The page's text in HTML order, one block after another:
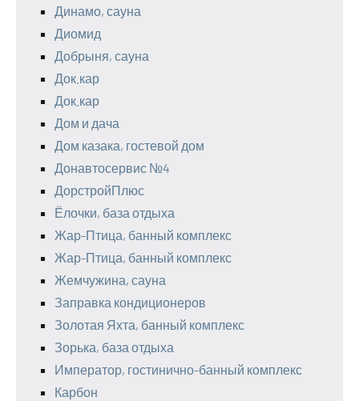
Динамо, сауна
Диомид
Добрыня, сауна
Док.кар
Док.кар
Дом и дача
Дом казака, гостевой дом
Донавтосервис №4
ДорстройПлюс
Ёлочки, база отдыха
Жар-Птица, банный комплекс
Жар-Птица, банный комплекс
Жемчужина, сауна
Заправка кондиционеров
Золотая Яхта, банный комплекс
Зорька, база отдыха
Император, гостинично-банный комплекс
Карбон